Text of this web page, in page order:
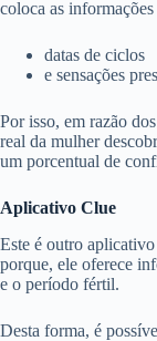
coloca as
datas de ciclos
e sensações
Por isso, em razão
real da mulher
um porcentual de
Aplicativo Clue
Este é outro
porque, ele oferece
e o período fértil.
Desta forma, é